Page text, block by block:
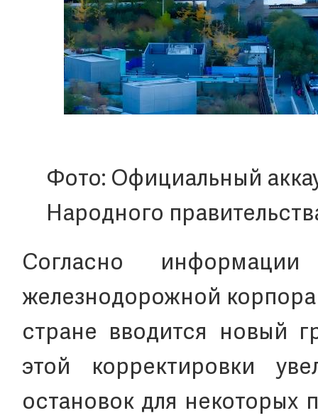
Фото: Официальный
Народного
Согласно информации
железнодорожной
стране вводится новый
этой корректировки
остановок для некоторых